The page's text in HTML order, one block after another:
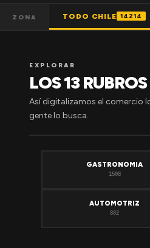
ZONA TODO CHILE 14214
EXPLORAR
LOS 13 RUBROS
Así digitalizamos el comercio
gente lo busca.
GASTRONOMIA
1508
AUTOMOTRIZ
882